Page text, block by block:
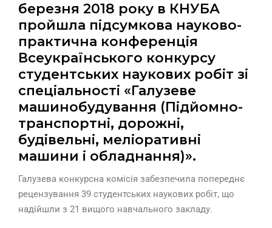
березня 2018 року в КНУБА
пройшла підсумкова науково-
практична конференція
Всеукраїнського конкурсу
студентських наукових робіт зі
спеціальності «Галузеве
машинобудування (Підйомно-
транспортні, дорожні,
будівельні, меліоративні
машини і обладнання)».
Галузева конкурсна комісія забезпечила попереднє
рецензування 39 студентських наукових робіт, що
надійшли з 21 вищого навчального закладу.